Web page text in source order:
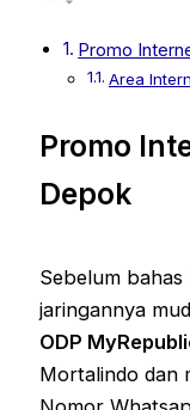
Promo
Area
Promo
Depok
Sebelum
jaringannya
ODP
Mortalindo dan